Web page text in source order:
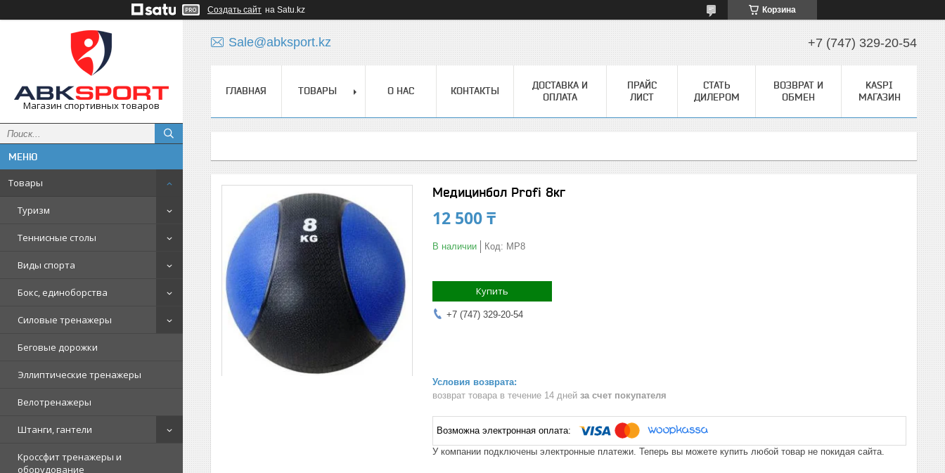
Создать сайт на Satu.kz Корзина
Магазин спортивных товаров
Товары
Туризм
Теннисные столы
Виды спорта
Бокс, единоборства
Силовые тренажеры
Беговые дорожки
Эллиптические тренажеры
Велотренажеры
Штанги, гантели
Кроссфит тренажеры и
оборудование
Sale@abksport.kz +7 (747) 329-20-54
ГЛАВНАЯ ТОВАРЫ О НАС КОНТАКТЫ
ДОСТАВКА И
ОПЛАТА
ПРАЙС
ЛИСТ
СТАТЬ
ДИЛЕРОМ
ВОЗВРАТ И
ОБМЕН
KASPI
МАГАЗИН
Медицинбол Profi 8кг
12 500 ₸
В наличии Код: MP8
Купить
+7 (747) 329-20-54
возврат товара в течение 14 дней за счет покупателя
У компании подключены электронные платежи. Теперь вы можете купить любой товар не покидая сайта.